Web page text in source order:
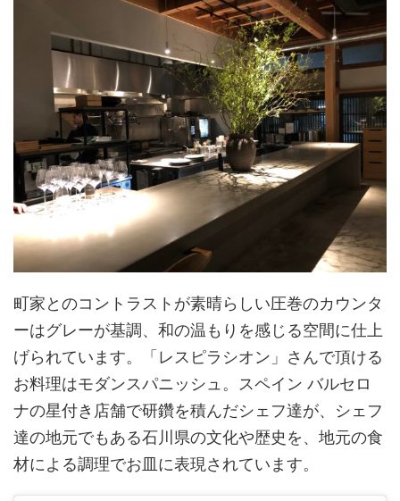
町家とのコントラストが素晴らしい圧巻のカウンタ
ーはグレーが基調、和の温もりを感じる空間に仕上
げられています。「レスピラシオン」さんで頂ける
お料理はモダンスパニッシュ。スペイン バルセロ
ナの星付き店舗で研鑽を積んだシェフ達が、シェフ
達の地元でもある石川県の文化や歴史を、地元の食
材による調理でお皿に表現されています。